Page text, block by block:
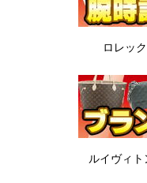
ロレッ
ルイヴィト